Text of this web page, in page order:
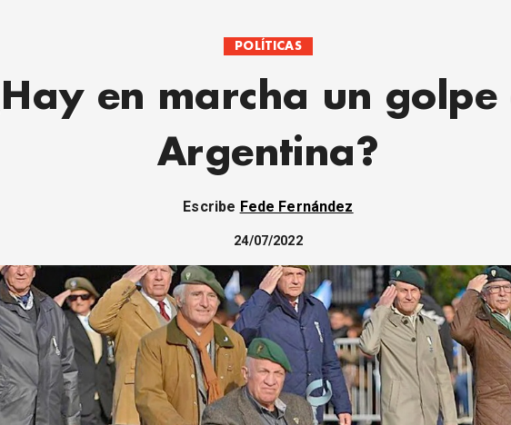
POLÍTICAS
en marcha un golpe
Argentina?
Escribe Fede Fernández
24/07/2022